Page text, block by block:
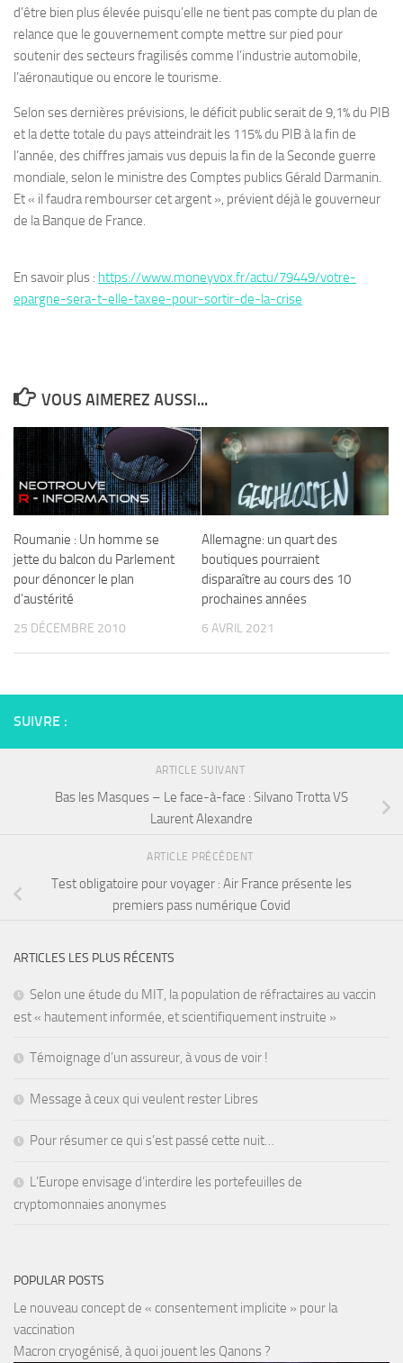
d’être bien plus élevée puisqu’elle ne tient pas compte du plan de
relance que le gouvernement compte mettre sur pied pour
soutenir des secteurs fragilisés comme l’industrie automobile,
l’aéronautique ou encore le tourisme.
Selon ses dernières prévisions, le déficit public serait de 9,1% du PIB
et la dette totale du pays atteindrait les 115% du PIB à la fin de
l’année, des chiffres jamais vus depuis la fin de la Seconde guerre
mondiale, selon le ministre des Comptes publics Gérald Darmanin.
Et « il faudra rembourser cet argent », prévient déjà le gouverneur
de la Banque de France.
En savoir plus : https://www.moneyvox.fr/actu/79449/votre-
epargne-sera-t-elle-taxee-pour-sortir-de-la-crise
VOUS AIMEREZ AUSSI...
Roumanie : Un homme se
jette du balcon du Parlement
pour dénoncer le plan
d’austérité
25 DÉCEMBRE 2010
Allemagne: un quart des
boutiques pourraient
disparaître au cours des 10
prochaines années
6 AVRIL 2021
SUIVRE :
ARTICLE SUIVANT
Bas les Masques – Le face-à-face : Silvano Trotta VS
Laurent Alexandre
ARTICLE PRÉCÉDENT
Test obligatoire pour voyager : Air France présente les
premiers pass numérique Covid
ARTICLES LES PLUS RÉCENTS
Selon une étude du MIT, la population de réfractaires au vaccin
est « hautement informée, et scientifiquement instruite »
Témoignage d’un assureur, à vous de voir !
Message à ceux qui veulent rester Libres
Pour résumer ce qui s’est passé cette nuit…
L’Europe envisage d’interdire les portefeuilles de
cryptomonnaies anonymes
POPULAR POSTS
Le nouveau concept de « consentement implicite » pour la
vaccination
Macron cryogénisé, à quoi jouent les Qanons ?